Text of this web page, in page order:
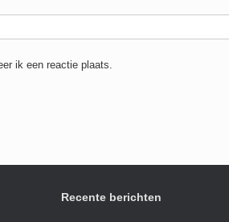
ik een reactie plaats.
Recente berichten